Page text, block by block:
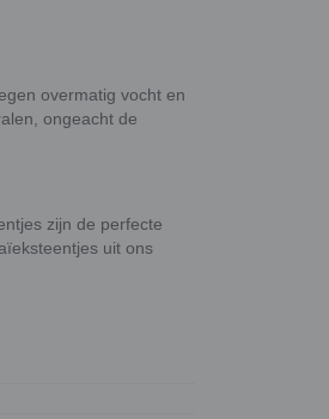
overmatig vocht en
ongeacht de
zijn de perfecte
uit ons